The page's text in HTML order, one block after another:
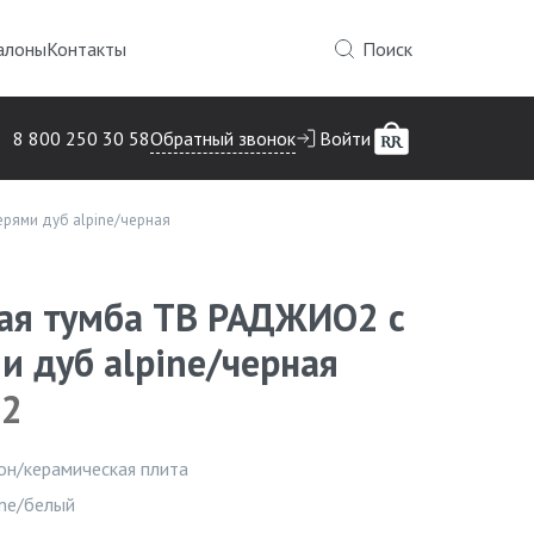
Контакты Поиск
8 800 250 30 58Обратный звонок Войти
дуб alpine/черная
тумба ТВ РАДЖИО2 с
дуб alpine/черная
керамическая плита
белый